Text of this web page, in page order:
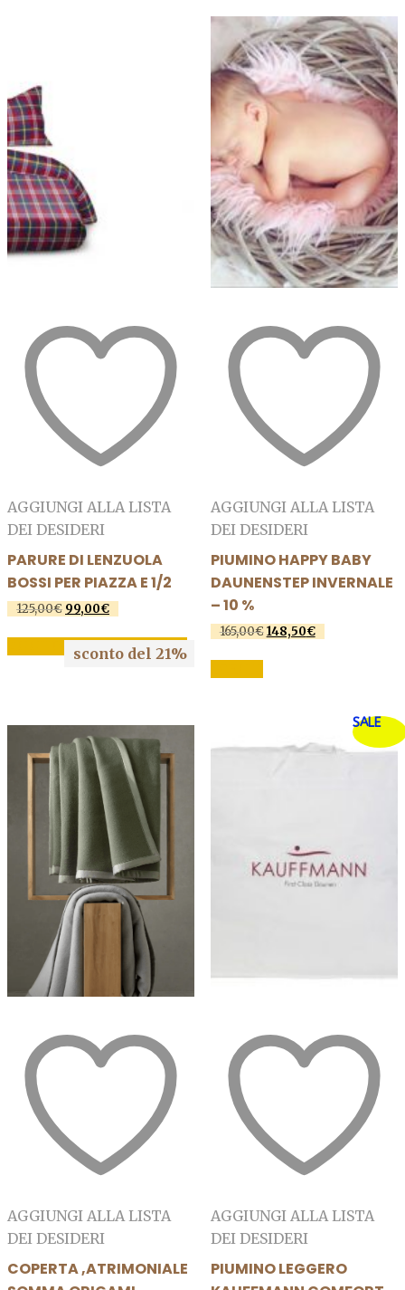
AGGIUNGI ALLA LISTA
DEI DESIDERI
PARURE DI LENZUOLA
BOSSI PER PIAZZA E 1/2
125,00€ Il
originale
era:
99,00€
attuale
è:
AGGIUNGI AL CARRELLO
sconto del 21%
AGGIUNGI ALLA LISTA
DEI DESIDERI
PIUMINO HAPPY BABY
DAUNENSTEP INVERNALE
– 10 %
165,00€Il
148,50€Il
Questo
prodotto
varianti.
scelte
nella
AGGIUNGI ALLA LISTA
DEI DESIDERI
COPERTA ,ATRIMONIALE
AGGIUNGI ALLA LISTA
DEI DESIDERI
SALE
PIUMINO LEGGERO